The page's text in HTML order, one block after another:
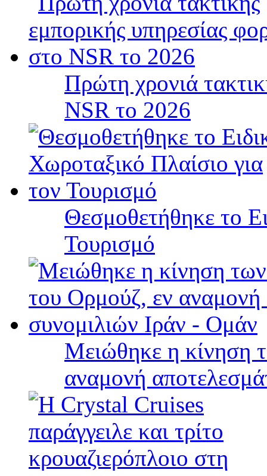
Πρώτη χρονιά
NSR το 2026
Θεσμοθετήθηκε το
Τουρισμό
Μειώθηκε η κίνηση
αναμονή